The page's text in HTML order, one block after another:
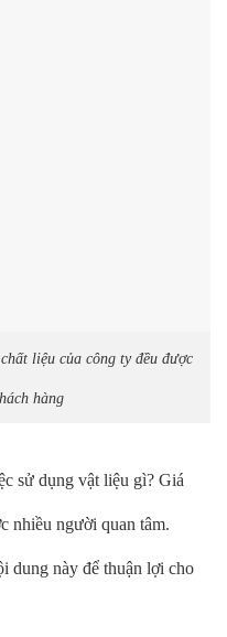
liệu của công ty đều được
hàng
sử dụng vật liệu gì? Giá
nhiều người quan tâm.
dung này để thuận lợi cho